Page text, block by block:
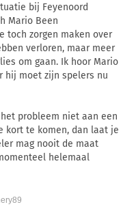
bij Feyenoord
Mario Been
toch zorgen maken over
verloren, maar meer
om gaan. Ik hoor Mario
hij moet zijn spelers nu
probleem niet aan een
kort te komen, dan laat je
mag nooit de maat
helemaal